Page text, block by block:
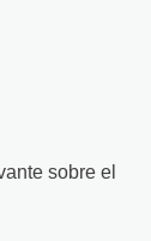
sobre el